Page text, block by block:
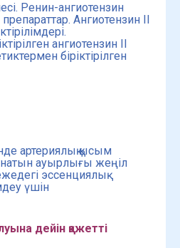
Ренин-ангиотензин
Ангиотензин II
ангиотензин II
біріктірілген
артериялық қысым
ауырлығы жеңіл
эссенциялық
үшін
дейін қажетті